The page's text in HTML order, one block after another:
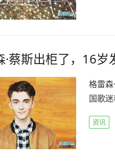
·蔡斯出柜了，16岁
格雷
国歌
资讯